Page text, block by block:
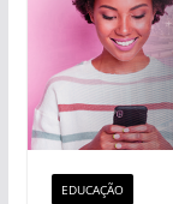
EDUCAÇÃO